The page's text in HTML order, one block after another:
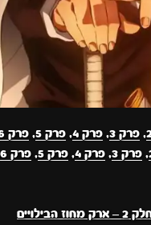
,פרק 3 ,פרק 4 ,פרק 5 ,פרק 6
, פרק 3 , פרק 4 , פרק 5 , פרק 6